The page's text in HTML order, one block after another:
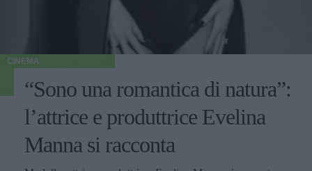
CINEMA
“Sono una romantica di natura”:
l’attrice e produttrice Evelina
Manna si racconta